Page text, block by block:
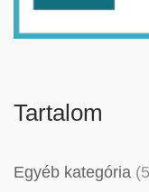
Tartalom
Egyéb kategória